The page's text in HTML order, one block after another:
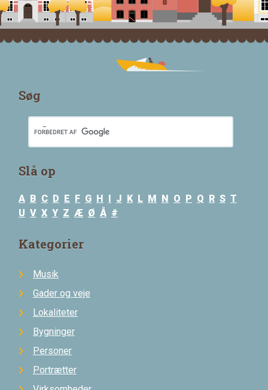
Søg
Slå op
A B C D E F G H I J K L M N O P Q R S T
U V X Y Z Æ Ø Å #
Kategorier
Musik
Gader og veje
Lokaliteter
Bygninger
Personer
Portrætter